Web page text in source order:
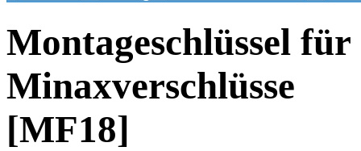
Montageschlüssel für
Minaxverschlüsse
[MF18]